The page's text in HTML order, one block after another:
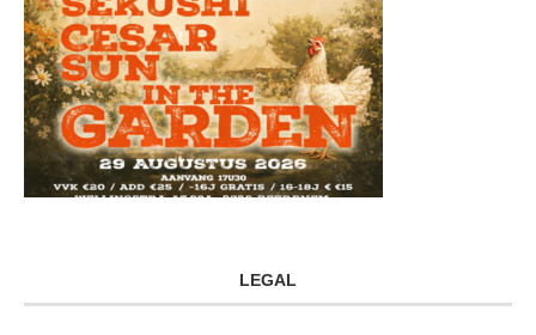
LEGAL